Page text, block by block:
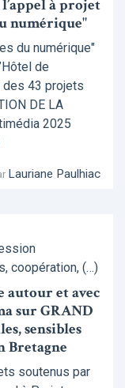
l’appel à projet
numérique"
du numérique"
de
des 43 projets
DE LA
2025
Lauriane Paulhiac
coopération, (…)
autour et avec
sur GRAND
sensibles
Bretagne
soutenus par